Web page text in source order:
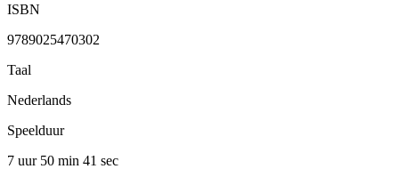
ISBN
9789025470302
Taal
Nederlands
Speelduur
7 uur 50 min 41 sec